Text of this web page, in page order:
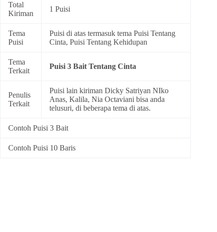
Total
Kiriman
1 Puisi
Tema
Puisi
Puisi di atas termasuk tema Puisi Tentang
Cinta, Puisi Tentang Kehidupan
Tema
Terkait
Puisi 3 Bait Tentang Cinta
Penulis
Terkait
Puisi lain kiriman Dicky Satriyan NIko
Anas, Kalila, Nia Octaviani bisa anda
telusuri, di beberapa tema di atas.
Contoh Puisi 3 Bait
Contoh Puisi 10 Baris